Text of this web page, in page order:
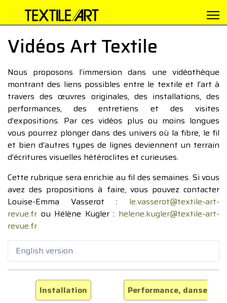
Vidéos Art Textile
Nous proposons l’immersion dans une vidéothèque
montrant des liens possibles entre le textile et l’art à
travers des œuvres originales, des installations, des
performances, des entretiens et des visites
d’expositions. Par ces vidéos plus ou moins longues
vous pourrez plonger dans des univers où la fibre, le fil
et bien d’autres types de lignes deviennent un terrain
d’écritures visuelles hétéroclites et curieuses.
Cette rubrique sera enrichie au fil des semaines. Si vous
avez des propositions à faire, vous pouvez contacter
Louise-Emma Vasserot : le.vasserot@textile-art-
revue.fr ou Hélène Kugler : helene.kugler@textile-art-
revue.fr
English version
Installation
Performance, danse